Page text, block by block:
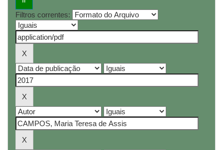
Filtros correntes: